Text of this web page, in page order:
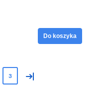
Do koszyka
3 »